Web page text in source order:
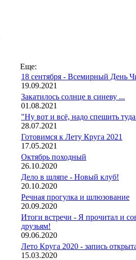
Еще:
18 сентября - Всемирный День
19.09.2021
Закатилось солнце в синеву ...
01.08.2021
"Ну вот и всё, надо спешить
28.07.2021
Готовимся к Лету Круга 2021
17.05.2021
Октябрь походный
26.10.2020
Дело в шляпе - Новый клуб!
20.10.2020
Речная прогулка и шлюзование
20.09.2020
Итоги встречи - Я прочитал и
друзьям!
09.06.2020
Лето Круга 2020 - запись
15.03.2020